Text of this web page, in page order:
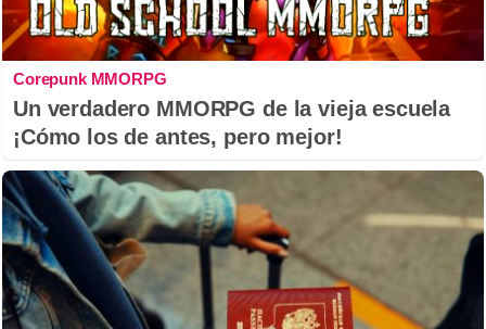
Corepunk MMORPG
Un verdadero MMORPG de la vieja escuela
¡Cómo los de antes, pero mejor!